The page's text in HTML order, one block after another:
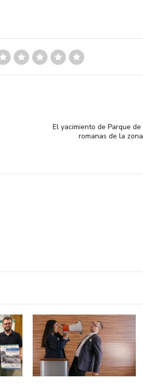
El yacimiento de Parque
romanas de la